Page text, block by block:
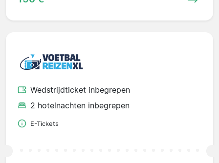
Wedstrijdticket inbegrepen
2 hotelnachten inbegrepen
E-Tickets